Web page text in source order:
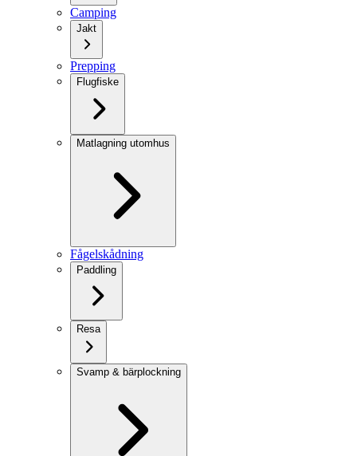
Camping
Jakt
Prepping
Flugfiske
Matlagning utomhus
Fågelskådning
Paddling
Resa
Svamp & bärplockning